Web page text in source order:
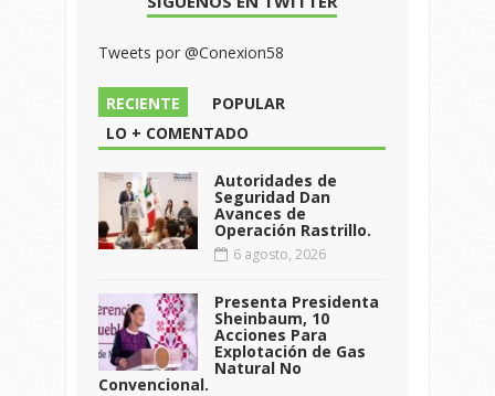
Tweets por @Conexion58
RECIENTE
POPULAR
LO + COMENTADO
Autoridades de
Seguridad Dan
Avances de
Operación Rastrillo.
6 agosto, 2026
Presenta Presidenta
Sheinbaum, 10
Acciones Para
Explotación de Gas
Natural No
Convencional.